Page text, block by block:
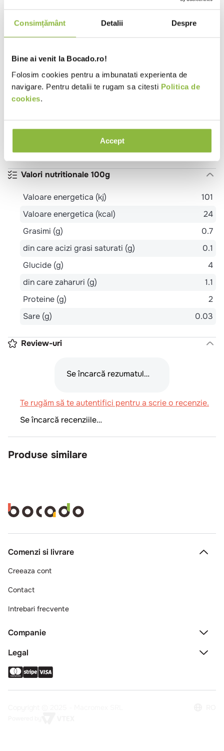
Consimțământ Detalii Despre
Bine ai venit la Bocado.ro!
Folosim cookies pentru a imbunatati experienta de
navigare. Pentru detalii te rugam sa citesti Politica de
cookies.
Accept
Tip
local
Bistro Burgerie Cantina
Catering
Evenimente
mic dejun Vegetarian
Potrivit
pentru
Mic dejun Pranz Cina Meniu festiv
Copii
Proprietati
Ingrediente
Rozmarin 100%
Valori nutritionale 100g
Valoare energetica (kj)
101
Valoare energetica (kcal)
24
Grasimi (g)
0.7
din care acizi grasi saturati (g)
0.1
Glucide (g)
4
din care zaharuri (g)
1.1
Proteine (g)
2
Sare (g)
0.03
Review-uri
Se încarcă rezumatul…
Te rugăm să te autentifici pentru a scrie o recenzie.
Se încarcă recenziile…
Produse similare
Comenzi si livrare
Creeaza cont
Contact
Intrebari frecvente
Companie
Legal